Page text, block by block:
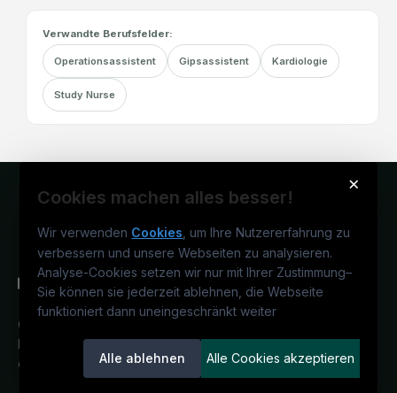
Verwandte Berufsfelder:
Operationsassistent Gipsassistent Kardiologie
Study Nurse
×
Cookies machen alles besser!
Wir verwenden Cookies , um Ihre Nutzererfahrung zu
verbessern und unsere Webseiten zu analysieren.
Analyse-Cookies setzen wir nur mit Ihrer Zustimmung–
Sie können sie jederzeit ablehnen, die Webseite
funktioniert dann uneingeschränkt weiter
Alle ablehnen Alle Cookies akzeptieren
Österreichs medizinisches
Karriereportal.Ein Service der
candidatis GmbH.